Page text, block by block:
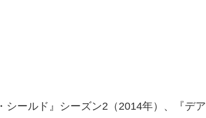
シールド』シーズン2（2014年）、『デア